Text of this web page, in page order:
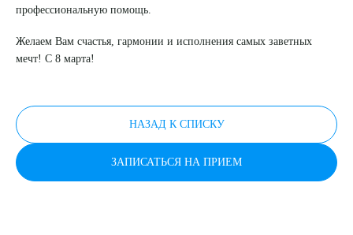
профессиональную помощь.
Желаем Вам счастья, гармонии и исполнения самых заветных
мечт! С 8 марта!
НАЗАД К СПИСКУ
ЗАПИСАТЬСЯ НА ПРИЕМ
Я даю согласие наобработку персональных данных
Выберите сопутствующую услугу